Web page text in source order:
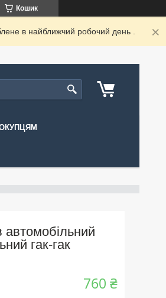
Кошик
в найближчий робочий день .
автомобільний
гак-гак
760 ₴